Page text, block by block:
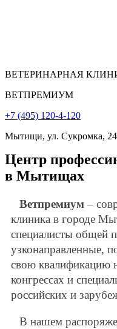
ВЕТЕРИНАРНАЯ
ВЕТПРЕМИУМ
+7 (495) 120-4-120
Мытищи, ул. Сукромка,
Центр
в Мытищах
Ветпремиум –
клиника в городе
специалисты общей
узконаправленные,
свою квалификацию
конгрессах и
российских и
В нашем